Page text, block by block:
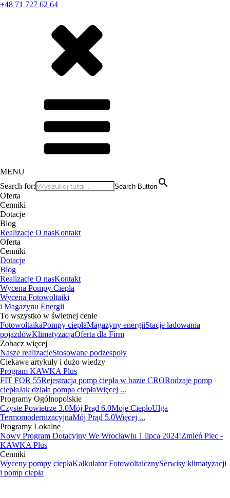
+48 71 727 62 64
MENU
Search for:
Search Button
Oferta
Cenniki
Dotacje
Blog
Realizacje O nasKontakt
Oferta
Cenniki
Dotacje
Blog
Realizacje O nasKontakt
Wycena Pompy Ciepła
Wycena Fotowoltaiki
i Magazynu Energii
To wszystko w świetnej cenie
FotowoltaikaPompy ciepłaMagazyny energiiStacje ładowania
pojazdówKlimatyzacjaOferta dla Firm
Zobacz więcej
Nasze realizacjeStosowane podzespoły
Ciekawe artykuły i dużo wiedzy
Program KAWKA Plus
FIT FOR 55Rejestracja pomp ciepła w bazie CRORodzaje pomp
ciepłaJak działa pompa ciepłaWięcej ...
Programy Ogólnopolskie
Czyste Powietrze 3.0Mój Prąd 6.0Moje CiepłoUlga
TermomodernizacyjnaMój Prąd 5.0Więcej ...
Programy Lokalne
Nowy Program Dotacyjny We Wrocławiu 1 lipca 2024!Zmień Piec -
KAWKA Plus
Cenniki
Wyceny pompy ciepłaKalkulator FotowoltaicznySerwisy klimatyzacji
i pomp ciepła